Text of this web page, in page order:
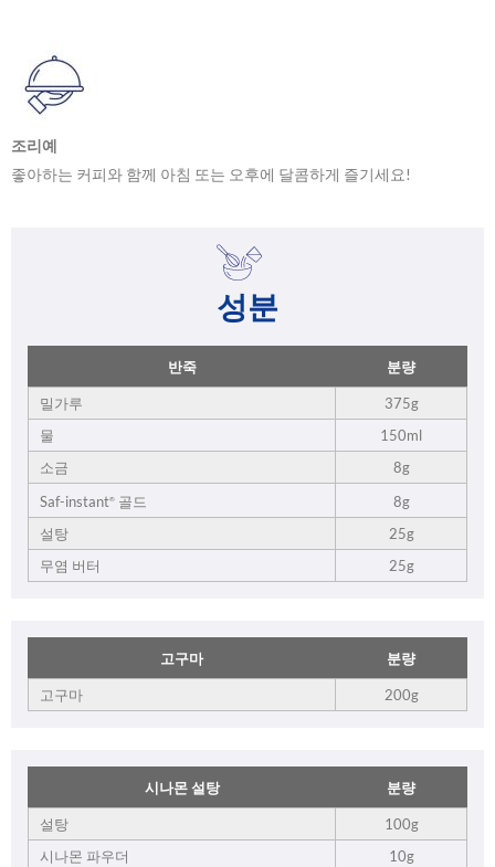
조리예
좋아하는 커피와 함께 아침 또는 오후에 달콤하게 즐기세요!
성분
반죽 분량
밀가루
375g
물
150ml
소금
8g
Saf-instant® 골드
8g
설탕
25g
무염 버터
25g
고구마 분량
고구마 200g
시나몬 설탕 분량
설탕
100g
시나몬 파우더
10g